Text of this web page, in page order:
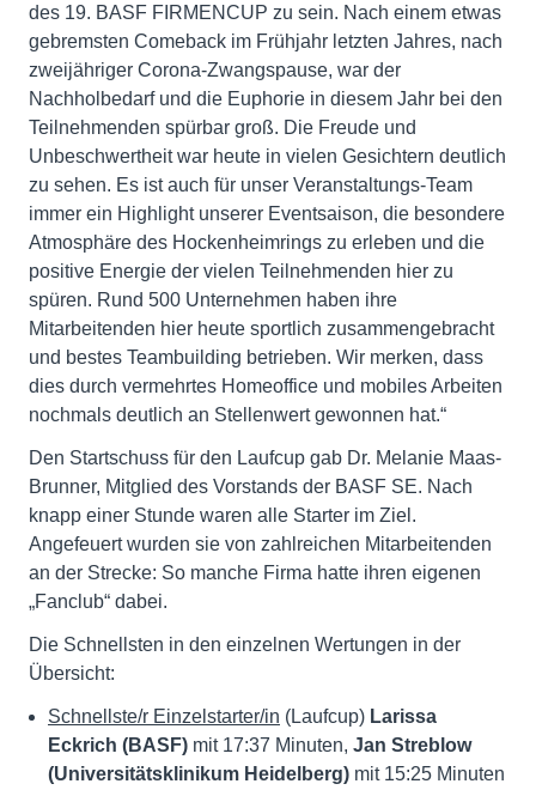
des 19. BASF FIRMENCUP zu sein. Nach einem etwas
gebremsten Comeback im Frühjahr letzten Jahres, nach
zweijähriger Corona-Zwangspause, war der
Nachholbedarf und die Euphorie in diesem Jahr bei den
Teilnehmenden spürbar groß. Die Freude und
Unbeschwertheit war heute in vielen Gesichtern deutlich
zu sehen. Es ist auch für unser Veranstaltungs-Team
immer ein Highlight unserer Eventsaison, die besondere
Atmosphäre des Hockenheimrings zu erleben und die
positive Energie der vielen Teilnehmenden hier zu
spüren. Rund 500 Unternehmen haben ihre
Mitarbeitenden hier heute sportlich zusammengebracht
und bestes Teambuilding betrieben. Wir merken, dass
dies durch vermehrtes Homeoffice und mobiles Arbeiten
nochmals deutlich an Stellenwert gewonnen hat.“
Den Startschuss für den Laufcup gab Dr. Melanie Maas-
Brunner, Mitglied des Vorstands der BASF SE. Nach
knapp einer Stunde waren alle Starter im Ziel.
Angefeuert wurden sie von zahlreichen Mitarbeitenden
an der Strecke: So manche Firma hatte ihren eigenen
„Fanclub“ dabei.
Die Schnellsten in den einzelnen Wertungen in der
Übersicht:
Schnellste/r Einzelstarter/in (Laufcup) Larissa
Eckrich (BASF) mit 17:37 Minuten, Jan Streblow
(Universitätsklinikum Heidelberg) mit 15:25 Minuten